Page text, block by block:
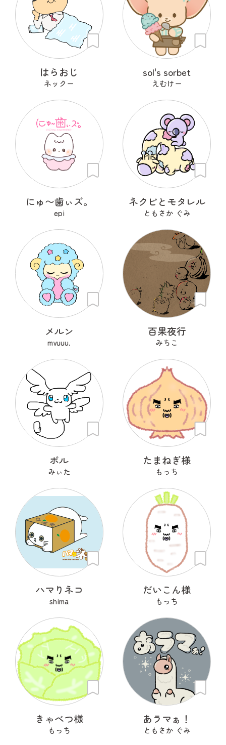
はらおじ
ネックー
sol's sorbet
えむけー
にゅ〜歯ぃズ。
epi
ネクビとモタレル
ともさか ぐみ
メルン
myuuu.
百果夜行
みちこ
ポル
みぃた
たまねぎ様
もっち
ハマりネコ
shima
だいこん様
もっち
きゃべつ様
もっち
あラマぁ！
ともさか ぐみ